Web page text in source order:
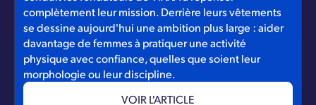
complètement leur mission. Derrière leurs vêtements
se dessine aujourd'hui une ambition plus large : aider
davantage de femmes à pratiquer une activité
physique avec confiance, quelles que soient leur
morphologie ou leur discipline.
VOIR L'ARTICLE